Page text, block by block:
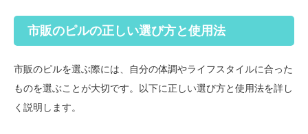
市販のピルの正しい選び方と使用法
市販のピルを選ぶ際には、自分の体調やライフスタイルに合った
ものを選ぶことが大切です。以下に正しい選び方と使用法を詳し
く説明します。